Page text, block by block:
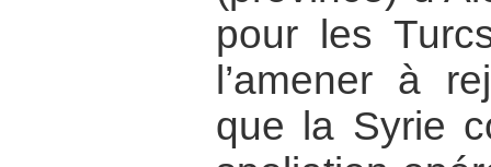
pour les
l’amener à
que la Syrie